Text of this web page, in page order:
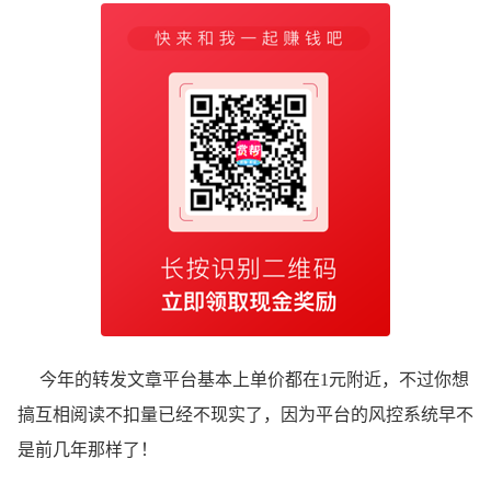
今年的转发文章平台基本上单价都在1元附近，不过你想
搞互相阅读不扣量已经不现实了，因为平台的风控系统早不
是前几年那样了！